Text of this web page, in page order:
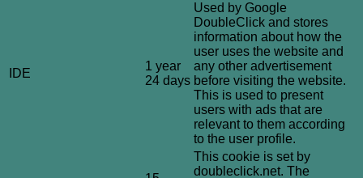
IDE
1 year
24 days
Used by Google
DoubleClick and stores
information about how the
user uses the website and
any other advertisement
before visiting the website.
This is used to present
users with ads that are
relevant to them according
to the user profile.
This cookie is set by
doubleclick.net. The